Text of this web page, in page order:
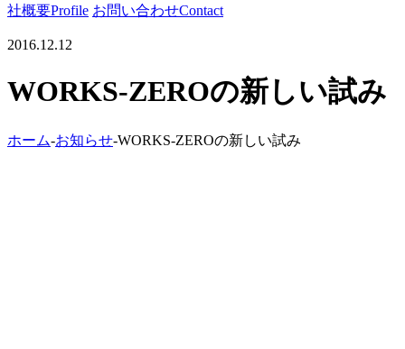
社概要Profile お問い合わせContact
2016.12.12
WORKS-ZEROの新しい試み
ホーム-お知らせ-WORKS-ZEROの新しい試み